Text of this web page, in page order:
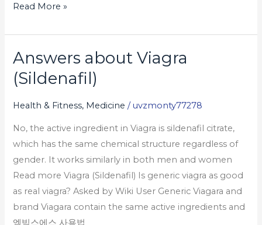
Read More »
Answers about Viagra
(Sildenafil)
Health & Fitness, Medicine /uvzmonty77278
No, the active ingredient in Viagra is sildenafil citrate,
which has the same chemical structure regardless of
gender. It works similarly in both men and women
Read more Viagra (Sildenafil) Is generic viagra as good
as real viagra? Asked by Wiki User Generic Viagara and
brand Viagara contain the same active ingredients and
엠빅스에스 사용법
Answers
about
Viagra
(Sildenafil)